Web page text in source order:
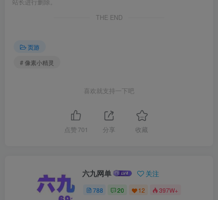
站长进行删除。
THE END
页游
# 像素小精灵
喜欢就支持一下吧
点赞 701 分享 收藏
六九网单 关注
788 20 12 397W+